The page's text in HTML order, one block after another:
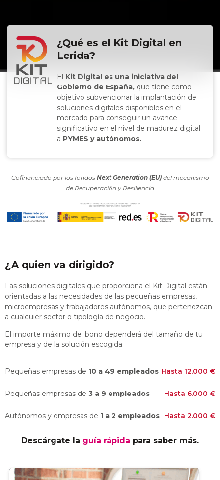
¿Qué es el Kit Digital en
Lerida?
El Kit Digital es una iniciativa del
Gobierno de España, que tiene como
objetivo subvencionar la implantación de
soluciones digitales disponibles en el
mercado para conseguir un avance
significativo en el nivel de madurez digital
a PYMES y autónomos.
Cofinanciado por los fondos Next Generation (EU)del mecanismo
de Recuperación y Resiliencia
¿A quien va dirigido?
Las soluciones digitales que proporciona el Kit Digital están
orientadas a las necesidades de las pequeñas empresas,
microempresas y trabajadores autónomos, que pertenezcan
a cualquier sector o tipología de negocio.
El importe máximo del bono dependerá del tamaño de tu
empresa y de la solución escogida:
Pequeñas empresas de 10 a 49 empleados Hasta 12.000 €
Pequeñas empresas de 3 a 9 empleados Hasta 6.000 €
Autónomos y empresas de 1 a 2 empleados Hasta 2.000 €
Descárgate la guía rápida para saber más.